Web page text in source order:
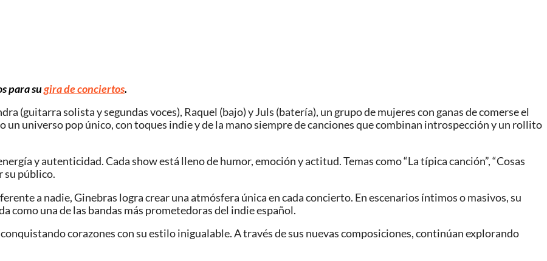
para sugira de conciertos.
(guitarra solista y segundas voces), Raquel (bajo) y Juls (batería), un grupo de mujeres con ganas de comerse el
un universo pop único, con toques indie y de la mano siempre de canciones que combinan introspección y un rollito
y autenticidad. Cada show está lleno de humor, emoción y actitud. Temas como “La típica canción”, “Cosas
su público.
a nadie, Ginebras logra crear una atmósfera única en cada concierto. En escenarios íntimos o masivos, su
como una de las bandas más prometedoras del indie español.
corazones con su estilo inigualable. A través de sus nuevas composiciones, continúan explorando